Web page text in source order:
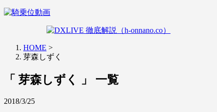
HOME >
芽森しずく
「 芽森しずく 」 一覧
2018/3/25